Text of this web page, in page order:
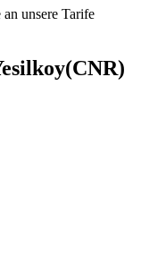
unsere Tarife